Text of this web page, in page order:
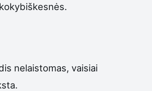
nelaistomas, vaisiai